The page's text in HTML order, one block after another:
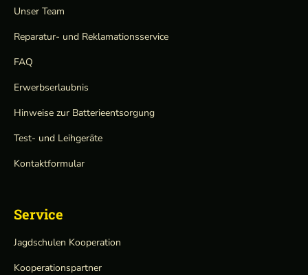
Unser Team
Reparatur- und Reklamationsservice
FAQ
Erwerbserlaubnis
Hinweise zur Batterieentsorgung
Test- und Leihgeräte
Kontaktformular
Service
Jagdschulen Kooperation
Kooperationspartner